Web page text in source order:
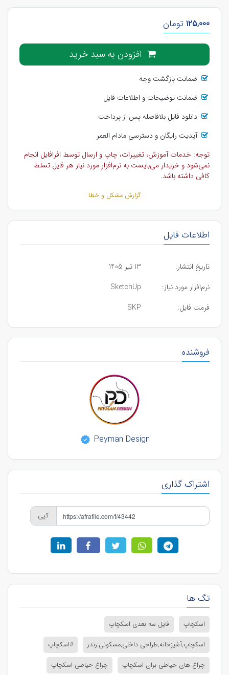
125,000 تومان
افزودن به سبد خرید
ضمانت بازگشت وجه
ضمانت توضیحات و اطلاعات فایل
دانلود فایل بلافاصله پس از پرداخت
آپدیت رایگان و دسترسی مادام العمر
توجه: خدمات آموزش، تغییرات، چاپ و ارسال توسط افرافایل انجام
نمی‌شود و خریدار می‌بایست به نرم‌افزار مورد نیاز هر فایل تسلط
کافی داشته باشد.
گزارش مشکل و خطا
اطلاعات فایل
تاریخ انتشار:
13 تیر 1405
نرم‌افزار مورد نیاز:
SketchUp
فرمت فایل:
SKP
فروشنده
Peyman Design
اشتراک گذاری
کپی
تگ ها
اسکچاپ
فایل سه بعدی اسکچاپ
اسکچاپ,آشپزخانه,طراحی داخلی,مسکونی,رندر
#اسکچاپ
چراغ های حیاطی برای اسکچاپ
چراغ حیاطی اسکچاپ